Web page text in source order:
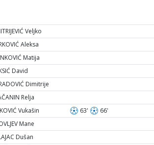
Veljko
Aleksa
Matija
David
Dimitrije
Relja
Vukašin 63' 66'
Mane
Dušan